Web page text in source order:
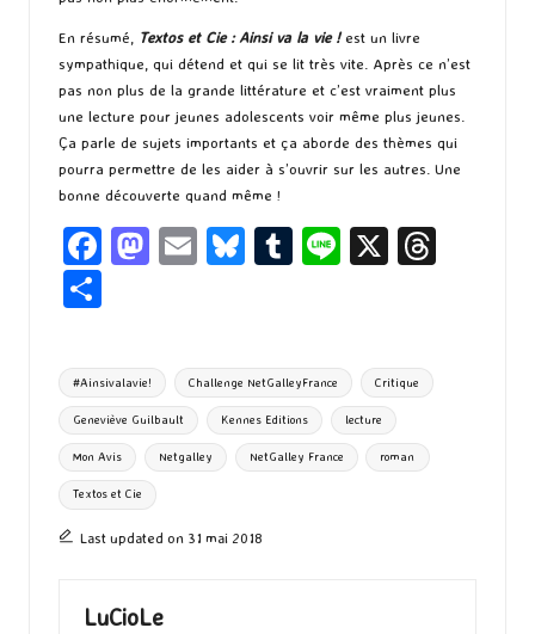
En résumé, Textos et Cie : Ainsi va la vie !est un livre
sympathique, qui détend et qui se lit très vite. Après ce n’est
pas non plus de la grande littérature et c’est vraiment plus
une lecture pour jeunes adolescents voir même plus jeunes.
Ça parle de sujets importants et ça aborde des thèmes qui
pourra permettre de les aider à s’ouvrir sur les autres. Une
bonne découverte quand même !
Fa
o
o
k
M
d
o
n
E
l
Bl
ky
T
bl
r
Li X
ta
g
er
Tags:
#Ainsivalavie! Challenge NetGalleyFrance Critique
Geneviève Guilbault Kennes Editions lecture
Mon Avis Netgalley NetGalley France roman
Textos et Cie
Last updated on 31 mai 2018
LuCioLe